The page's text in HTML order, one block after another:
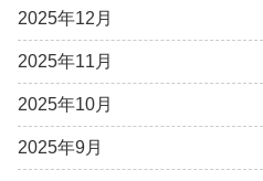
2025年12月
2025年11月
2025年10月
2025年9月